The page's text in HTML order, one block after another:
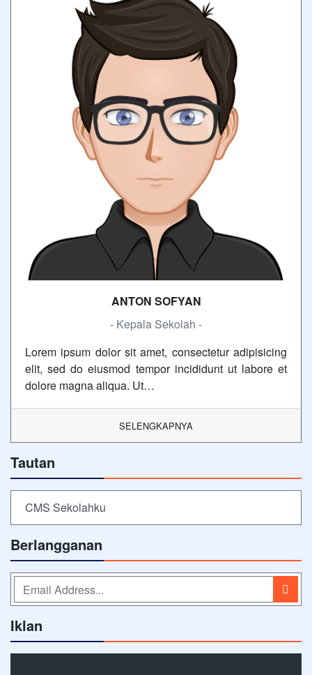
ANTON SOFYAN
- Kepala Sekolah -
Lorem ipsum dolor sit amet, consectetur adipisicing
elit, sed do eiusmod tempor incididunt ut labore et
dolore magna aliqua. Ut…
SELENGKAPNYA
Tautan
CMS Sekolahku
Berlangganan
Iklan